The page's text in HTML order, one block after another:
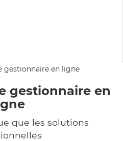
gestionnaire en
que les solutions